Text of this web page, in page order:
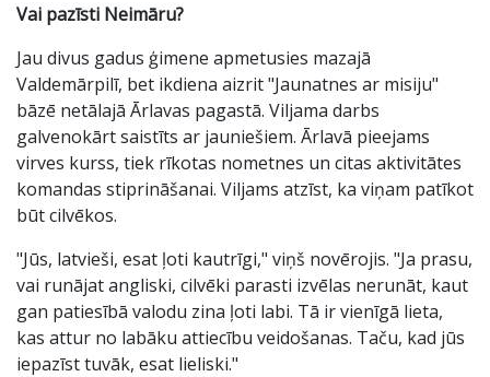
Vai pazīsti Neimāru?
Jau divus gadus ģimene apmetusies mazajā
Valdemārpilī, bet ikdiena aizrit "Jaunatnes ar misiju"
bāzē netālajā Ārlavas pagastā. Viljama darbs
galvenokārt saistīts ar jauniešiem. Ārlavā pieejams
virves kurss, tiek rīkotas nometnes un citas aktivitātes
komandas stiprināšanai. Viljams atzīst, ka viņam patīkot
būt cilvēkos.
"Jūs, latvieši, esat ļoti kautrīgi," viņš novērojis. "Ja prasu,
vai runājat angliski, cilvēki parasti izvēlas nerunāt, kaut
gan patiesībā valodu zina ļoti labi. Tā ir vienīgā lieta,
kas attur no labāku attiecību veidošanas. Taču, kad jūs
iepazīst tuvāk, esat lieliski."